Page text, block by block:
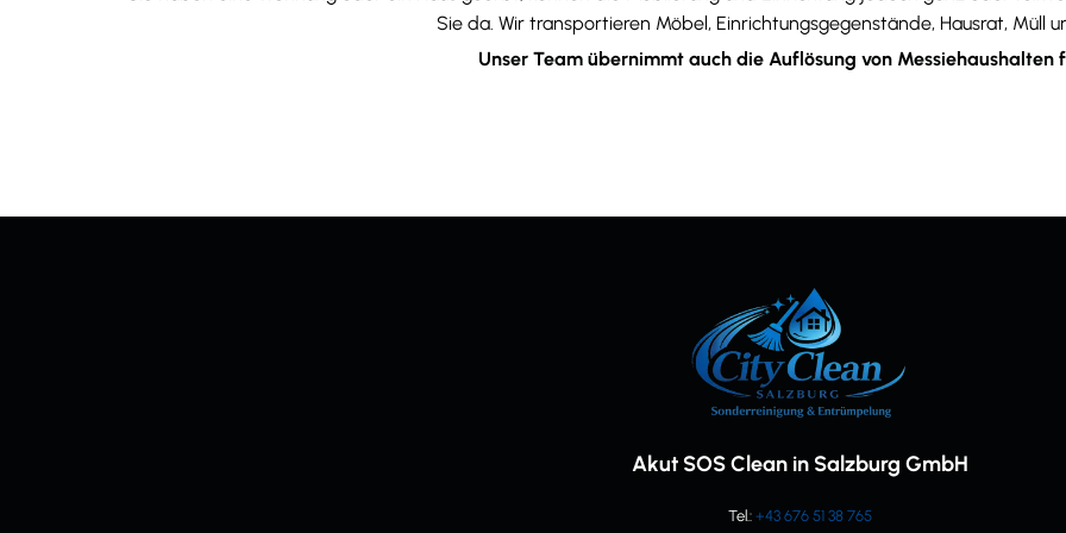
Sie da. Wir transportieren Möbel, Einrichtungsgegenstände, Hausrat, Müll
Unser Team übernimmt auch die Auflösung von Messiehaushalten
Akut SOS Clean in Salzburg GmbH
Tel.: +43 676 51 38 765